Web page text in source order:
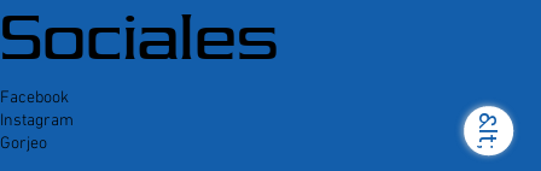
Sociales
Facebook
Instagram
Gorjeo
&lt;